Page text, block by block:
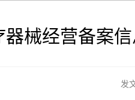
械经营备案
发